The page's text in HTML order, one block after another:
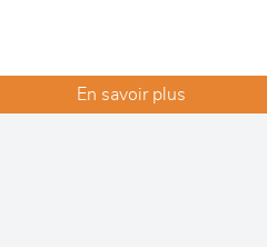
En savoir plus